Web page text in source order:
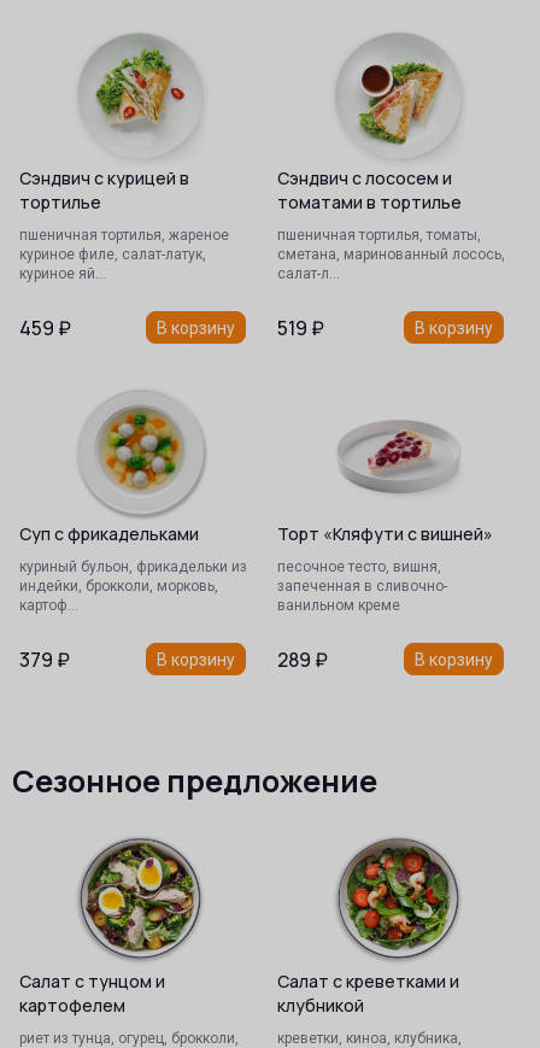
Сэндвич с курицей в
тортилье
пшеничная тортилья, жареное
куриное филе, салат-латук,
куриное яй…
459 ₽ В корзину
Сэндвич с лососем и
томатами в тортилье
пшеничная тортилья, томаты,
сметана, маринованный лосось,
салат-л…
519 ₽ В корзину
Суп с фрикадельками
куриный бульон, фрикадельки из
индейки, брокколи, морковь,
картоф…
379 ₽ В корзину
Торт «Кляфути с вишней»
песочное тесто, вишня,
запеченная в сливочно-
ванильном креме
289 ₽ В корзину
Сезонное предложение
Салат с тунцом и
картофелем
риет из тунца, огурец, брокколи,
Салат с креветками и
клубникой
креветки, киноа, клубника,